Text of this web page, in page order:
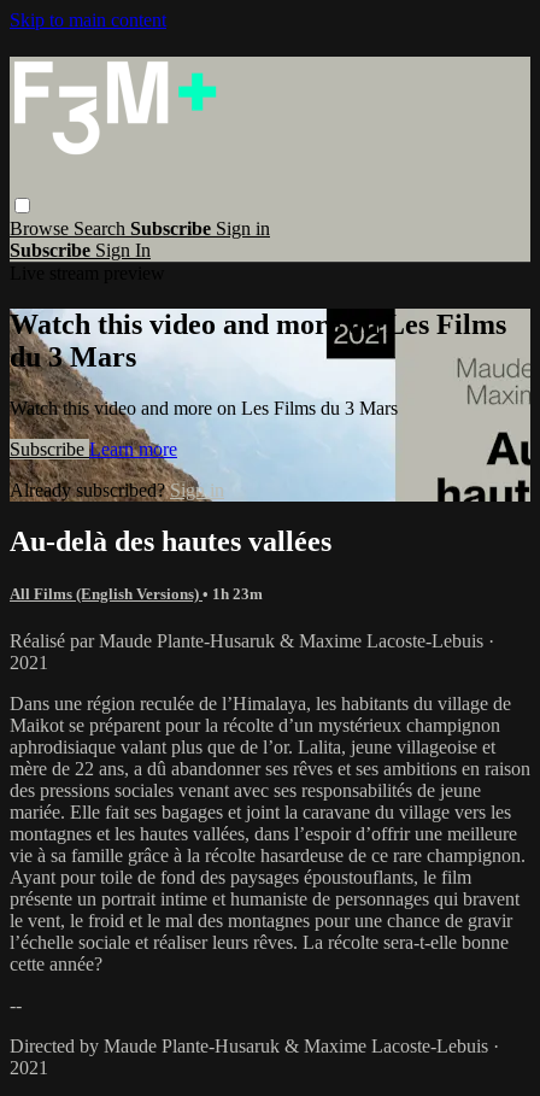
Skip to main content
Browse Search Subscribe Sign in
Subscribe Sign In
Watch this video and more on Les Films
du 3 Mars
Watch this video and more on Les Films du 3 Mars
Subscribe Learn more
Already subscribed?Sign in
Au-delà des hautes vallées
All Films (English Versions) • 1h 23m
Réalisé par Maude Plante-Husaruk & Maxime Lacoste-Lebuis ·
2021
Dans une région reculée de l’Himalaya, les habitants du village de
Maikot se préparent pour la récolte d’un mystérieux champignon
aphrodisiaque valant plus que de l’or. Lalita, jeune villageoise et
mère de 22 ans, a dû abandonner ses rêves et ses ambitions en raison
des pressions sociales venant avec ses responsabilités de jeune
mariée. Elle fait ses bagages et joint la caravane du village vers les
montagnes et les hautes vallées, dans l’espoir d’offrir une meilleure
vie à sa famille grâce à la récolte hasardeuse de ce rare champignon.
Ayant pour toile de fond des paysages époustouflants, le film
présente un portrait intime et humaniste de personnages qui bravent
le vent, le froid et le mal des montagnes pour une chance de gravir
l’échelle sociale et réaliser leurs rêves. La récolte sera-t-elle bonne
cette année?
--
Directed by Maude Plante-Husaruk & Maxime Lacoste-Lebuis ·
2021